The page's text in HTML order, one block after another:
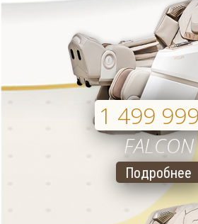
1 499 999
FALCON
Подробнее